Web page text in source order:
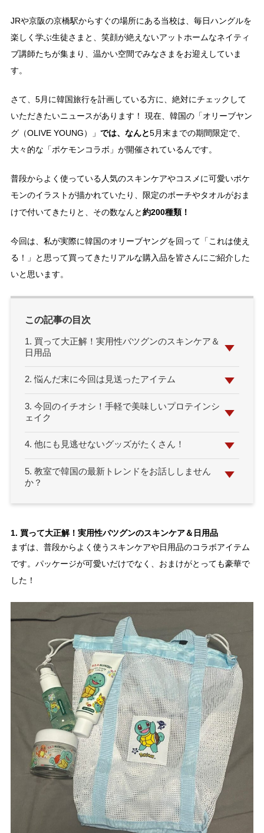
JRや京阪の京橋駅からすぐの場所にある当校は、毎日ハングルを
楽しく学ぶ生徒さまと、笑顔が絶えないアットホームなネイティ
ブ講師たちが集まり、温かい空間でみなさまをお迎えしていま
す。
さて、5月に韓国旅行を計画している方に、絶対にチェックして
いただきたいニュースがあります！ 現在、韓国の「オリーブヤン
グ（OLIVE YOUNG）」 では、なんと5月末までの期間限定で、
大々的な「ポケモンコラボ」が開催されているんです。
普段からよく使っている人気のスキンケアやコスメに可愛いポケ
モンのイラストが描かれていたり、限定のポーチやタオルがおま
けで付いてきたりと、その数なんと 約200種類！
今回は、私が実際に韓国のオリーブヤングを回って「これは使え
る！」と思って買ってきたリアルな購入品を皆さんにご紹介した
いと思います。
この記事の目次
1. 買って大正解！実用性バツグンのスキンケア＆
日用品
2. 悩んだ末に今回は見送ったアイテム
3. 今回のイチオシ！手軽で美味しいプロテインシ
ェイク
4. 他にも見逃せないグッズがたくさん！
5. 教室で韓国の最新トレンドをお話ししません
か？
1. 買って大正解！実用性バツグンのスキンケア＆日用品
まずは、普段からよく使うスキンケアや日用品のコラボアイテム
です。パッケージが可愛いだけでなく、おまけがとっても豪華で
した！